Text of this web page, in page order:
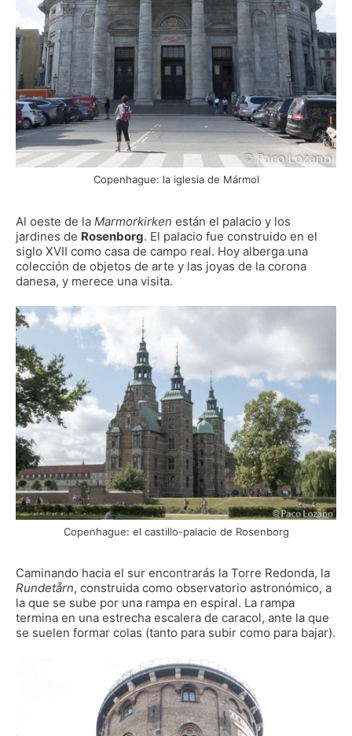
Copenhague: la iglesia de Mármol
Al oeste de la Marmorkirken están el palacio y los
jardines de Rosenborg. El palacio fue construido en el
siglo XVII como casa de campo real. Hoy alberga una
colección de objetos de arte y las joyas de la corona
danesa, y merece una visita.
Copenhague: el castillo-palacio de Rosenborg
Caminando hacia el sur encontrarás la Torre Redonda, la
Rundetårn, construida como observatorio astronómico, a
la que se sube por una rampa en espiral. La rampa
termina en una estrecha escalera de caracol, ante la que
se suelen formar colas (tanto para subir como para bajar).